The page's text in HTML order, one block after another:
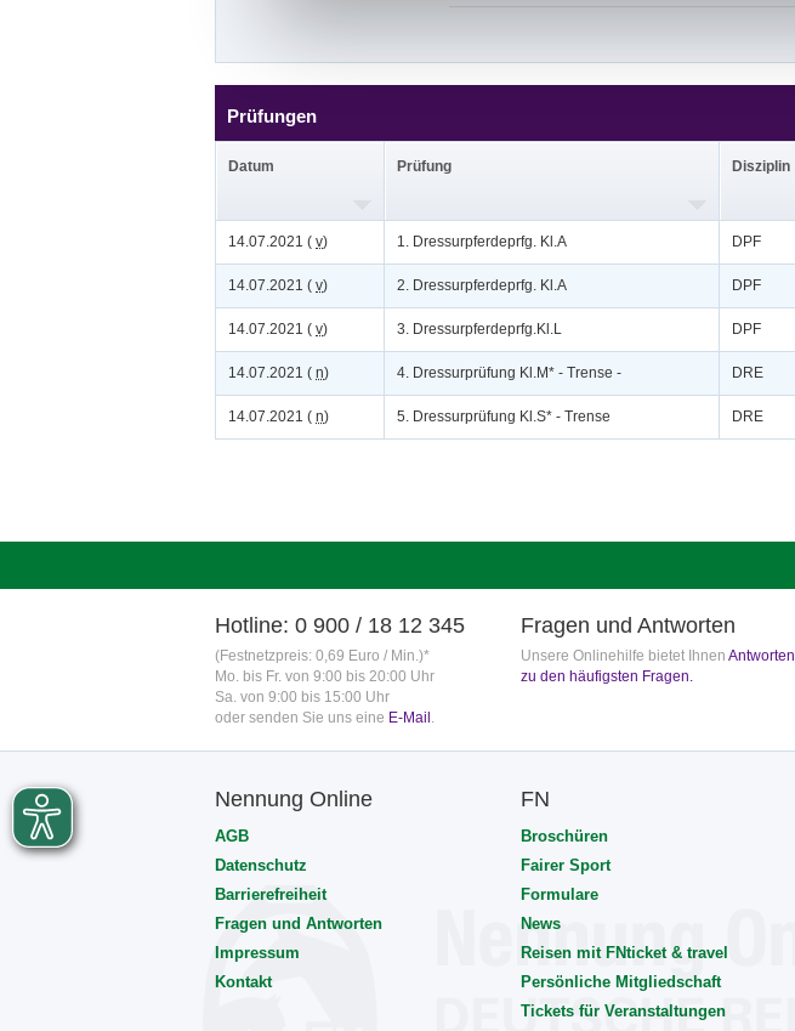
Prüfungen
Datum Prüfung Disziplin
14.07.2021 ( v) 1. Dressurpferdeprfg. Kl.A DPF
14.07.2021 ( v) 2. Dressurpferdeprfg. Kl.A DPF
14.07.2021 ( v) 3. Dressurpferdeprfg.Kl.L DPF
14.07.2021 ( n) 4. Dressurprüfung Kl.M* - Trense - DRE
14.07.2021 ( n) 5. Dressurprüfung Kl.S* - Trense DRE
Hotline: 0 900 / 18 12 345
(Festnetzpreis: 0,69 Euro / Min.)*
Mo. bis Fr. von 9:00 bis 20:00 Uhr
Sa. von 9:00 bis 15:00 Uhr
oder senden Sie uns eine E-Mail .
Fragen und Antworten
Unsere Onlinehilfe bietet Ihnen Antworten
zu den häufigsten Fragen.
Nennung Online
AGB
Datenschutz
Barrierefreiheit
Fragen und Antworten
Impressum
Kontakt
FN
Broschüren
Fairer Sport
Formulare
News
Reisen mit FNticket & travel
Persönliche Mitgliedschaft
Tickets für Veranstaltungen